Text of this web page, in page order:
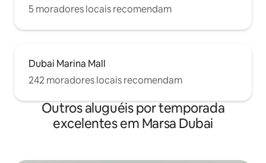
5 moradores locais recomendam
Dubai Marina Mall
242 moradores locais recomendam
Outros aluguéis por temporada
excelentes em Marsa Dubai